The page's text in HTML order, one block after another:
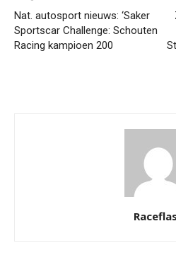
Nat. autosport nieuws: ‘Saker
Sportscar Challenge: Schouten
Racing kampioen 200